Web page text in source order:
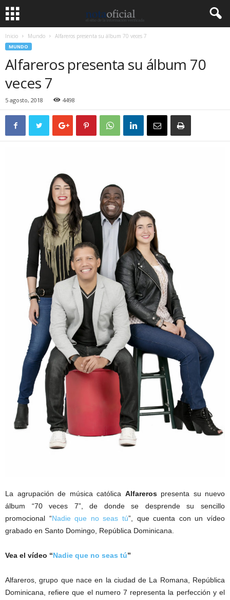
Inicio Mundo Alfareros presenta su álbum 70 veces 7
MUNDO
Alfareros presenta su álbum 70
veces 7
5 agosto, 2018 4498
La agrupación de música católica Alfarerospresenta su nuevo
álbum “70 veces 7”, de donde se desprende su sencillo
promocional “Nadie que no seas tú”, que cuenta con un vídeo
grabado en Santo Domingo, República Dominicana.
Vea el vídeo “Nadie que no seas tú”
Alfareros, grupo que nace en la ciudad de La Romana, República
Dominicana, refiere que el numero 7 representa la perfección y el